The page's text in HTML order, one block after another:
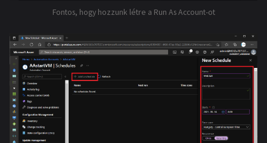
Fontos, hogy hozzunk létre a Run As Account-ot